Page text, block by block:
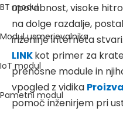
BT modul
Modul usmerjevalnika
IoT modul
Pametni modul
uporabnost, visoke
na dolge razdalje,
inženirje interneta
LINKkot primer za
prenosne module in
vpogled z vidika
pomoč inženirjem pri